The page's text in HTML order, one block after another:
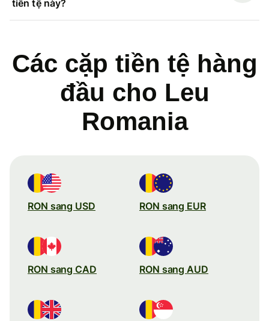
tiền tệ này?
Các cặp tiền tệ hàng
đầu cho Leu
Romania
RON sang USD RON sang EUR
RON sang CAD RON sang AUD